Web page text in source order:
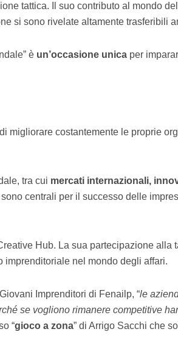
tattica. Il suo contributo al mondo
si sono rivelate altamente trasferibili
è un’occasione unicaper
migliorare costantemente le proprie
tra cui mercati internazionali,
centrali per il successo delle
Hub. La sua partecipazione alla
imprenditoriale nel mondo degli affari.
Imprenditori di Fenailp, “le
se vogliono rimanere competitive
“gioco a zona” di Arrigo Sacchi che